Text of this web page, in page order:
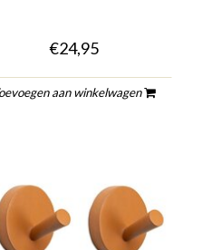
€24,95
aan winkelwagen